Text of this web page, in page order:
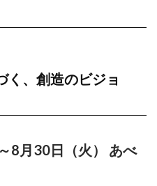
造のビジョ
8月30日（火） あべ